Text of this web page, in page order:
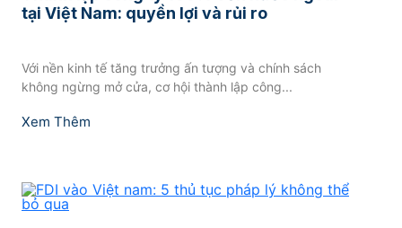
tại Việt Nam: quyền lợi và rủi ro
Với nền kinh tế tăng trưởng ấn tượng và chính sách
không ngừng mở cửa, cơ hội thành lập công...
Xem Thêm